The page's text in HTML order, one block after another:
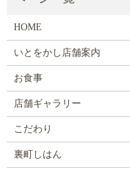
HOME
いとをかし店舗案内
お食事
店舗ギャラリー
こだわり
裏町しはん